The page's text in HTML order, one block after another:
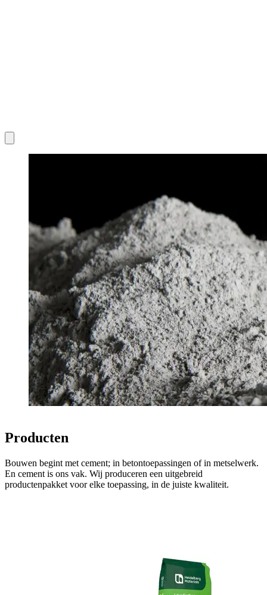
Producten
Bouwen begint met cement; in betontoepassingen of in metselwerk.
En cement is ons vak. Wij produceren een uitgebreid
productenpakket voor elke toepassing, in de juiste kwaliteit.